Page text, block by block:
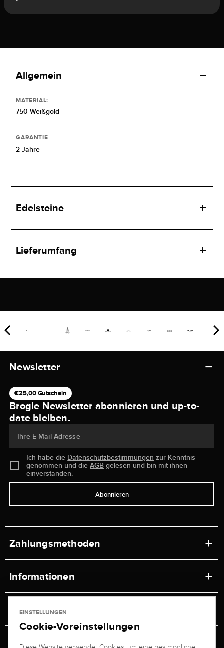
Allgemein
MATERIAL:
750 Weißgold
GARANTIE
2 Jahre
Edelsteine
Lieferumfang
Newsletter
€25,00 Gutschein
Brogle Newsletter abonnieren und up-to-
date bleiben.
Ihre E-Mail-Adresse
Ich habe die Datenschutzbestimmungen zur Kenntnis
genommen und dieAGB gelesen und bin mit ihnen
einverstanden.
Abonnieren
Zahlungsmethoden
Informationen
Ladengeschäft
Versand & Zahlung
Service
Juwelier Brogle
EINSTELLUNGEN
Cookie-Voreinstellungen